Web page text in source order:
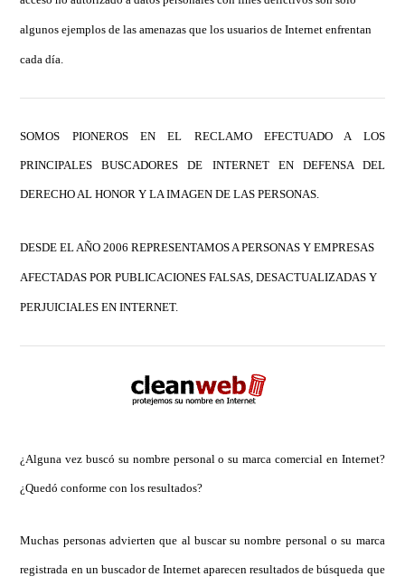
algunos ejemplos de las amenazas que los usuarios de Internet enfrentan
cada día.
SOMOS PIONEROS EN EL RECLAMO EFECTUADO A LOS
PRINCIPALES BUSCADORES DE INTERNET EN DEFENSA DEL
DERECHO AL HONOR Y LA IMAGEN DE LAS PERSONAS.
DESDE EL AÑO 2006 REPRESENTAMOS A PERSONAS Y EMPRESAS
AFECTADAS POR PUBLICACIONES FALSAS, DESACTUALIZADAS Y
PERJUICIALES EN INTERNET.
¿Alguna vez buscó su nombre personal o su marca comercial en Internet?
¿Quedó conforme con los resultados?
Muchas personas advierten que al buscar su nombre personal o su marca
registrada en un buscador de Internet aparecen resultados de búsqueda que